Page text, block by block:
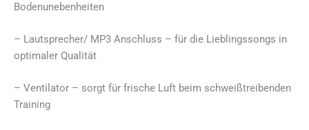
Bodenunebenheiten
– Lautsprecher/ MP3 Anschluss – für die Lieblingssongs in
optimaler Qualität
– Ventilator – sorgt für frische Luft beim schweißtreibenden
Training